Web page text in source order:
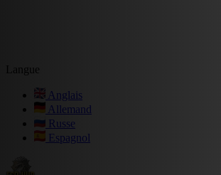
Langue
Anglais
Allemand
Russe
Espagnol